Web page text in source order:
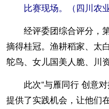
比赛现场。（四川农
经评委团综合评分，
摘得桂冠。渔耕稻家、太
鸵鸟、女儿国美人脆、川
此次“与雁同行 创意
提供了实践机会，让他们